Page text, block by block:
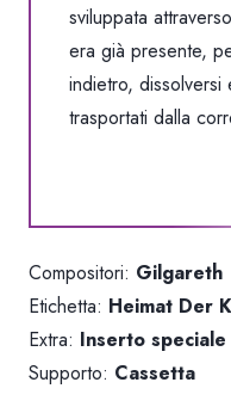
sviluppata
era già presente,
indietro, dissolversi
trasportati dalla
Compositori: Gilgareth
Etichetta: Heimat Der
Extra: Inserto speciale
Supporto: Cassetta